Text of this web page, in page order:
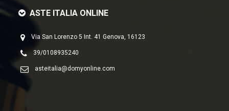
ASTE ITALIA ONLINE
Via San Lorenzo 5 Int. 41 Genova, 16123
39/0108935240
asteitalia@domyonline.com